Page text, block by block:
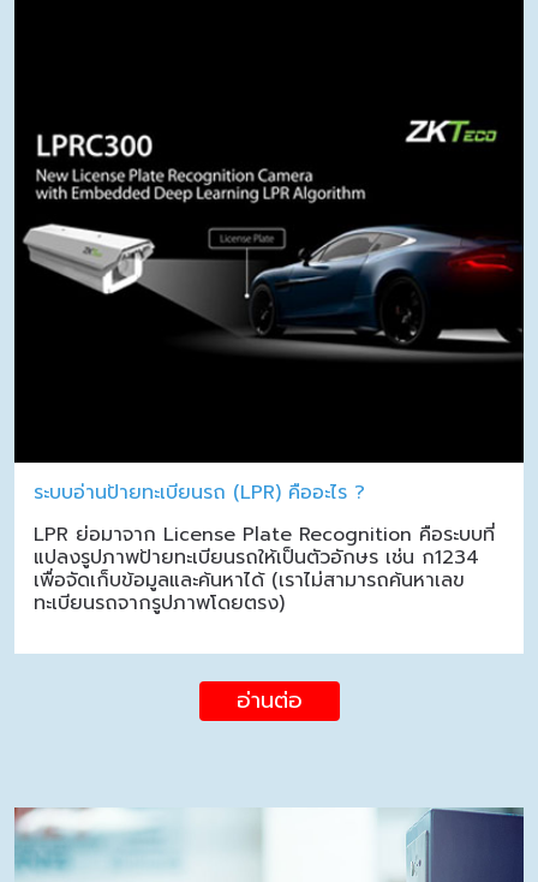
ระบบอ่านป้ายทะเบียนรถ (LPR) คืออะไร ?
LPR ย่อมาจาก License Plate Recognition คือระบบที่
แปลงรูปภาพป้ายทะเบียนรถให้เป็นตัวอักษร เช่น ก1234
เพื่อจัดเก็บข้อมูลและค้นหาได้ (เราไม่สามารถค้นหาเลข
ทะเบียนรถจากรูปภาพโดยตรง)
อ่านต่อ